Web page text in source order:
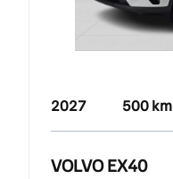
2027 500 km
VOLVO EX40